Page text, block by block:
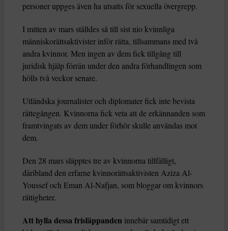
personer uppges även ha utsatts för sexuella övergrepp.
I mitten av mars ställdes så till sist nio kvinnliga
människorättsaktivister inför rätta, tillsammans med två
andra kvinnor. Men ingen av dem fick tillgång till
juridisk hjälp förrän under den andra förhandlingen som
hölls två veckor senare.
Utländska journalister och diplomater fick inte bevista
rättegången. Kvinnorna fick veta att de erkännanden som
framtvingats av dem under förhör skulle användas mot
dem.
Den 28 mars släpptes tre av kvinnorna tillfälligt,
däribland den erfarne kvinnorättsaktivisten Aziza Al-
Youssef och Eman Al-Nafjan, som bloggar om kvinnors
rättigheter.
Att hylla dessa frisläppanden innebär samtidigt ett